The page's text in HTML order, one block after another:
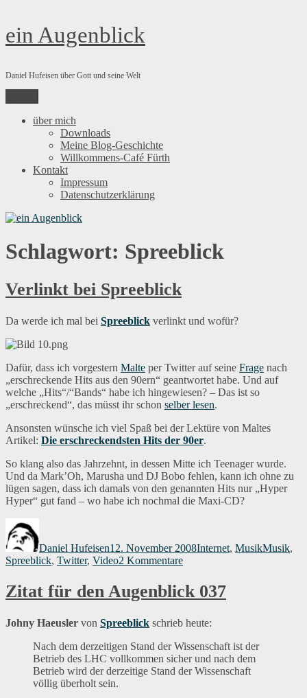
Zum
Inhalt
ein Augenblick
Daniel Hufeisen über Gott und seine Welt
über mich
Downloads
Meine Blog-Geschichte
Willkommens-Café Fürth
Kontakt
Impressum
Datenschutzerklärung
Schlagwort: Spreeblick
Verlinkt bei Spreeblick
Da werde ich mal bei Spreeblick verlinkt und wofür?
Dafür, dass ich vorgestern Malte per Twitter auf seine Frage nach
„erschreckende Hits aus den 90ern“ geantwortet habe. Und auf
welche „Hits“/“Bands“ habe ich hingewiesen? – Das ist so
„erschreckend“, das müsst ihr schon selber lesen.
Ansonsten wünsche ich viel Spaß bei der Lektüre von Maltes
Artikel: Die erschreckendsten Hits der 90er.
So klang also das Jahrzehnt, in dessen Mitte ich Teenager wurde.
Und da Mark’Oh, Marusha und DJ Bobo fehlen, kann ich ohne zu
lügen sagen, dass ich damals von den genannten Hits nur „Hyper
Hyper“ gut fand – wo habe ich nochmal die Maxi-CD?
Daniel Hufeisen12. November 2008Internet, MusikMusik,
Spreeblick, Twitter, Video2 Kommentarezu
bei
Spreeblick
Zitat für den Augenblick 037
Johny Haeusler von Spreeblick schrieb heute:
Nach dem derzeitigen Stand der Wissenschaft ist der
Betrieb des LHC vollkommen sicher und nach dem
Betrieb wird der derzeitige Stand der Wissenschaft
völlig überholt sein.